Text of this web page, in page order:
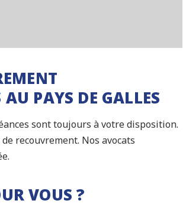
PAYS DE GALLES
sont toujours à votre disposition.
recouvrement. Nos avocats
VOUS ?